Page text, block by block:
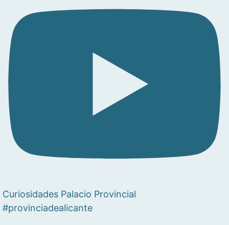
Curiosidades Palacio Provincial
#provinciadealicante